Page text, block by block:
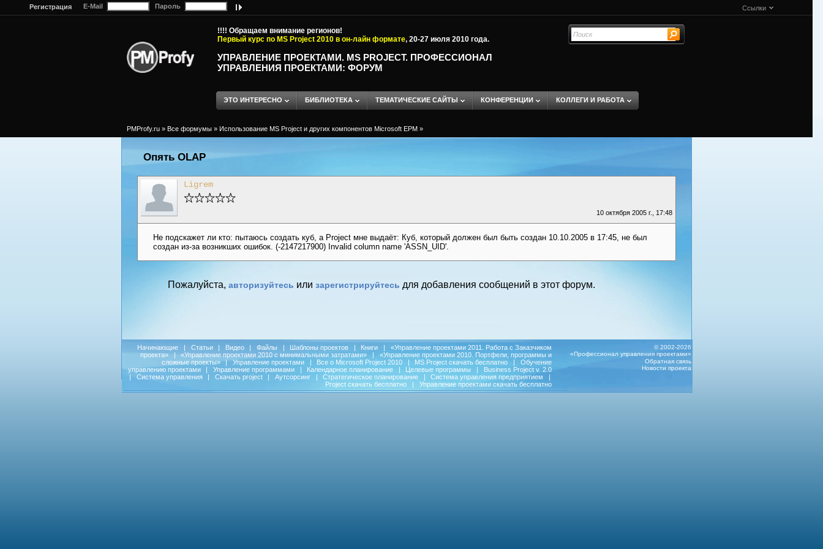
Регистрация E-Mail Пароль Ссылки
!!!! Обращаем внимание регионов!
Первый курс по MS Project 2010 в он-лайн формате, 20-27 июля 2010 года.
УПРАВЛЕНИЕ ПРОЕКТАМИ. MS PROJECT. ПРОФЕССИОНАЛ
УПРАВЛЕНИЯ ПРОЕКТАМИ: ФОРУМ
ЭТО ИНТЕРЕСНО БИБЛИОТЕКА ТЕМАТИЧЕСКИЕ САЙТЫ КОНФЕРЕНЦИИ КОЛЛЕГИ И РАБОТА
PMProfy.ru » Все формумы » Использование MS Project и других компонентов Microsoft EPM »
Опять OLAP
Ligrem
10 октября 2005 г., 17:48
Не подскажет ли кто: пытаюсь создать куб, а Project мне выдаёт: Куб, который должен был быть создан 10.10.2005 в 17:45, не был
создан из-за возникших ошибок. (-2147217900) Invalid column name 'ASSN_UID'.
Пожалуйста, авторизуйтесь или зарегистрируйтесь для добавления сообщений в этот форум.
Начинающие | Статьи | Видео | Файлы | Шаблоны проектов | Книги |
«Управление проектами 2011. Работа с Заказчиком
проекта»
| «Управление проектами 2010 с минимальными затратами» |
«Управление проектами 2010. Портфели, программы и
сложные проекты»
| Управление проектами | Все о Microsoft Project 2010 | MS Project скачать бесплатно |
Обучение
управлению проектами
| Управление программами | Календарное планирование | Целевые программы |
Business Project v. 2.0
|
Система управления | Скачать project | Аутсорсинг | Стратегическое планирование | Система управления предприятием
|
Project скачать бесплатно
| Управление проектами скачать бесплатно
© 2002-2026
«Профессионал управления проектами»
Обратная связь
Новости проекта